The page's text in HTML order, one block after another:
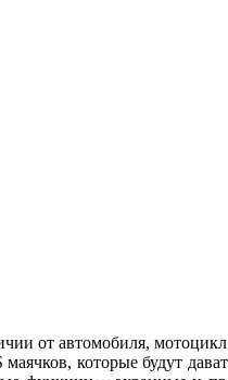
от автомобиля,
которые будут